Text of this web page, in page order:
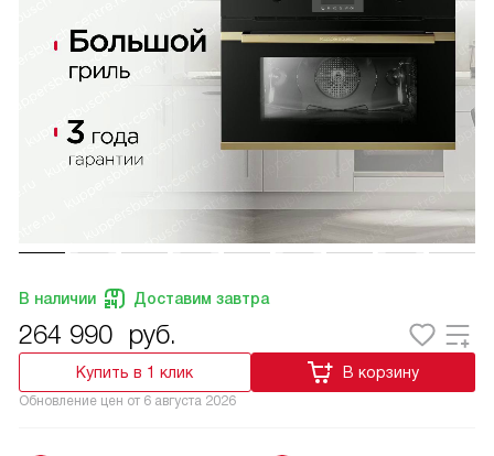
В наличии Доставим завтра
264 990 руб.
Купить в 1 клик В корзину
Обновление цен от 6 августа 2026